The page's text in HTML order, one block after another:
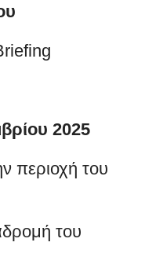
2025
περιοχή του
του